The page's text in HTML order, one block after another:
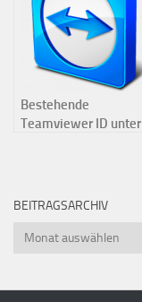
Bestehende
Teamviewer ID unter
BEITRAGSARCHIV
Beitragsarchiv